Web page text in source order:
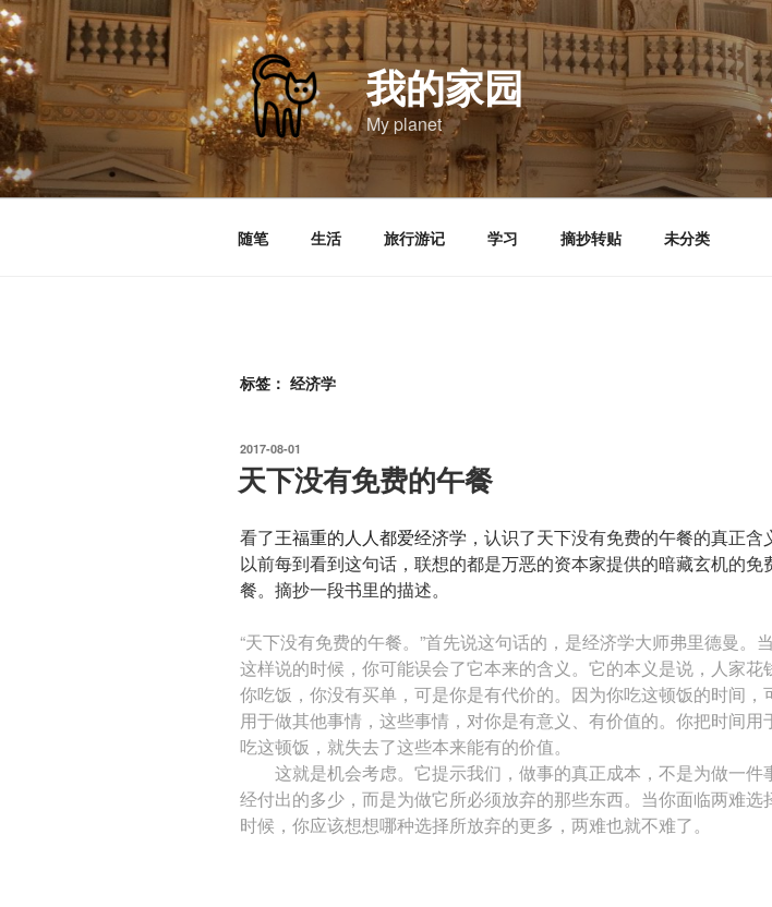
跳
至
内
容
我的家园
My planet
随笔 生活 旅行游记 学习 摘抄转贴 未分类
标签： 经济学
发
布
于
2017-08-01
天下没有免费的午餐
看了王福重的人人都爱经济学 ，认识了天下没有免费的午餐的真正含
以前每到看到这句话，联想的都是万恶的资本家提供的暗藏玄机的免
餐。摘抄一段书里的描述。
“天下没有免费的午餐。”首先说这句话的，是经济学大师弗里德曼。
这样说的时候，你可能误会了它本来的含义。它的本义是说，人家花
你吃饭，你没有买单，可是你是有代价的。因为你吃这顿饭的时间，
用于做其他事情，这些事情，对你是有意义、有价值的。你把时间用
吃这顿饭，就失去了这些本来能有的价值。
这就是机会考虑。它提示我们，做事的真正成本，不是为做一件
经付出的多少，而是为做它所必须放弃的那些东西。当你面临两难选
时候，你应该想想哪种选择所放弃的更多，两难也就不难了。